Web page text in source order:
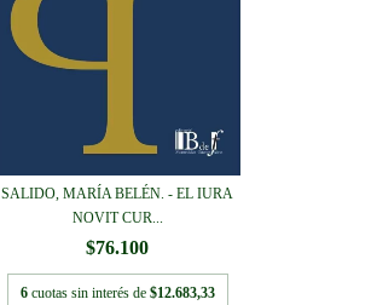
SALIDO, MARÍA BELÉN. - EL IURA
NOVIT CUR...
$76.100
6 cuotas sin interés de $12.683,33